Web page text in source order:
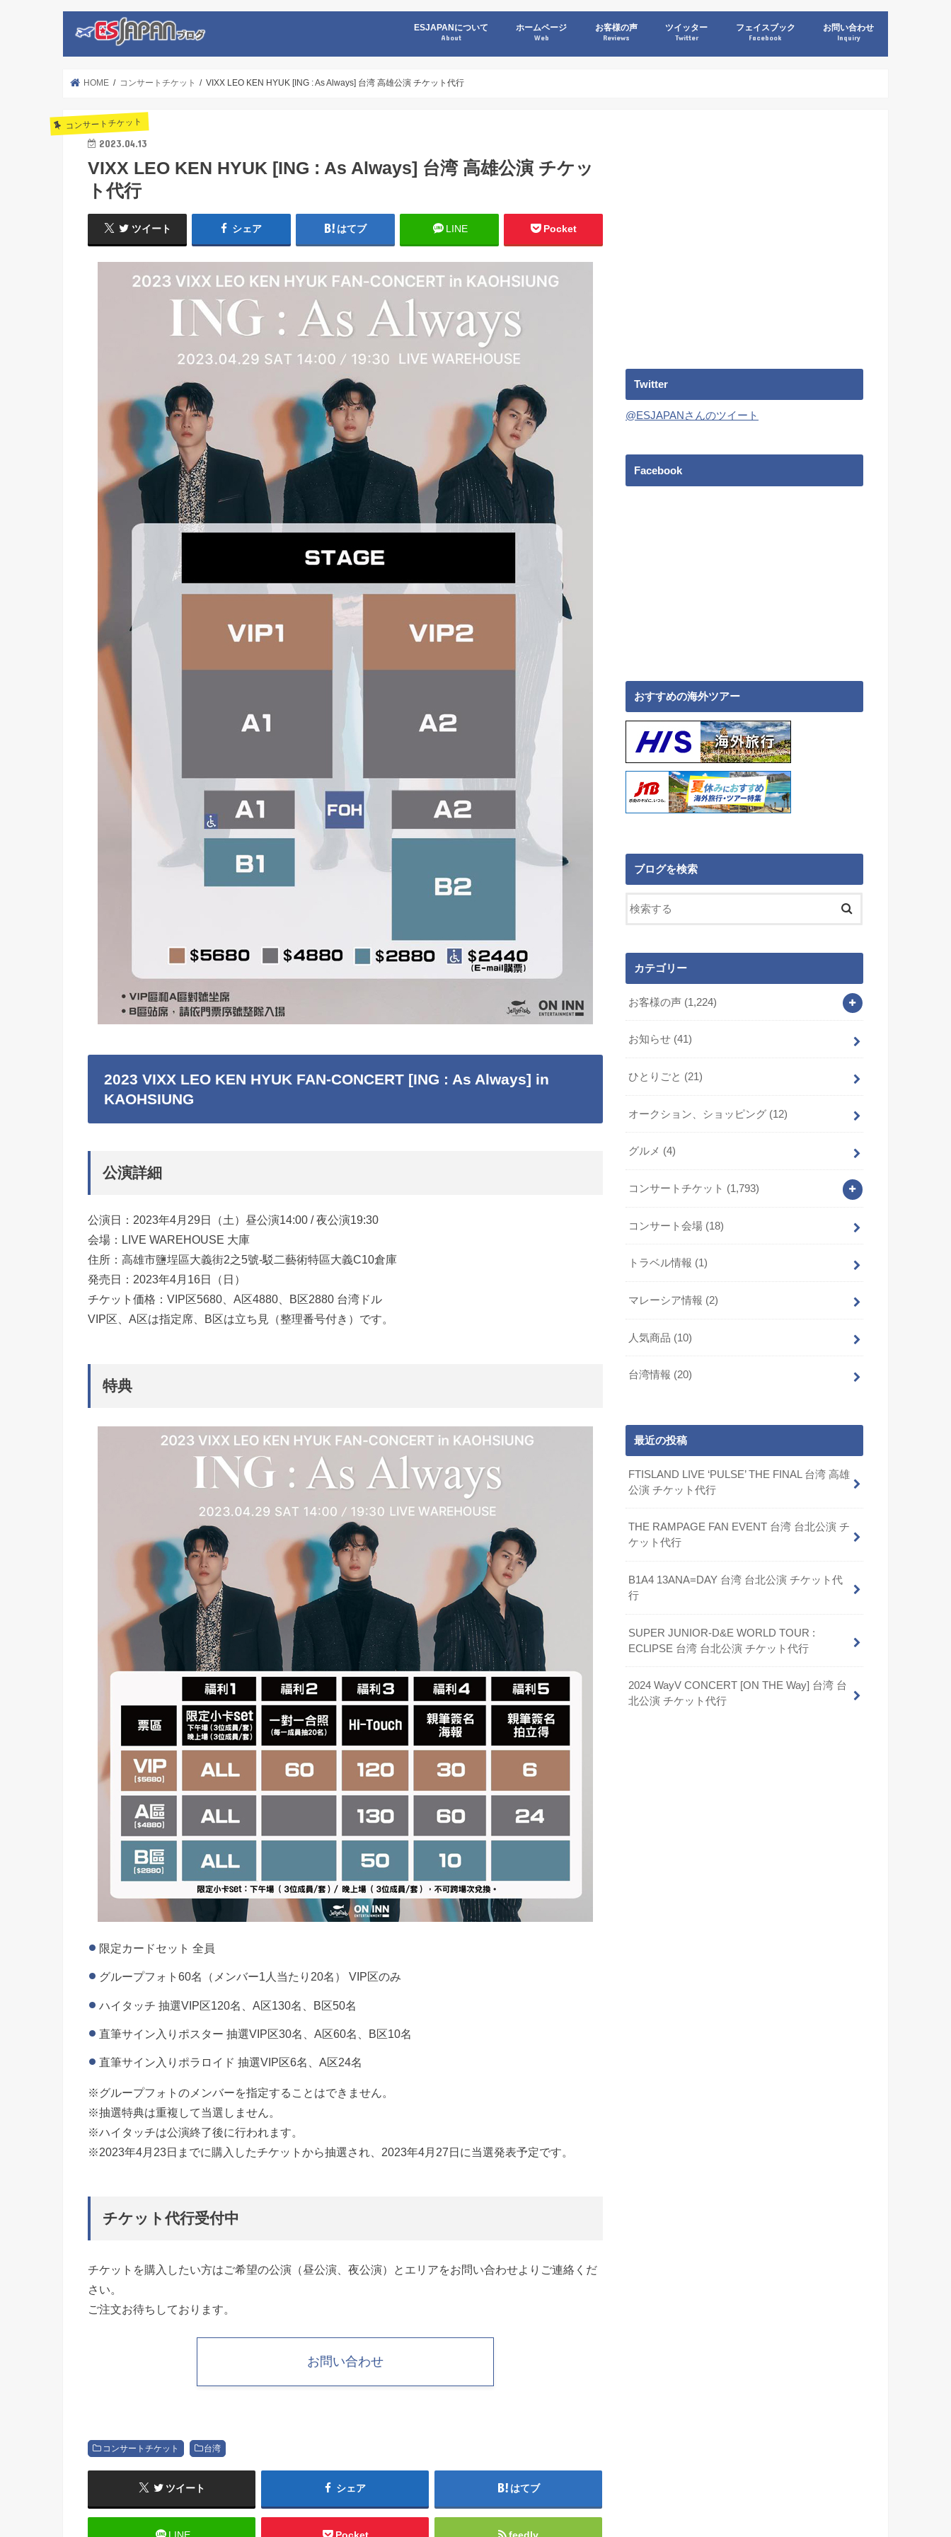
ESJAPANについて
About
ホームページ
Web
お客様の声
Reviews
ツイッター
Twitter
フェイスブック
Facebook
お問い合わせ
Inquiry
HOME コンサートチケット VIXX LEO KEN HYUK [ING : As Always] 台湾 高雄公演 チケット代行
コンサートチケット
2023.04.13
VIXX LEO KEN HYUK [ING : As Always] 台湾 高雄公演 チケッ
ト代行
ツイート シェア はてブ LINE Pocket
2023 VIXX LEO KEN HYUK FAN-CONCERT [ING : As Always] in
KAOHSIUNG
公演詳細
公演日：2023年4月29日（土）昼公演14:00 / 夜公演19:30
会場：LIVE WAREHOUSE 大庫
住所：高雄市鹽埕區大義街2之5號-駁二藝術特區大義C10倉庫
発売日：2023年4月16日（日）
チケット価格：VIP区5680、A区4880、B区2880 台湾ドル
VIP区、A区は指定席、B区は立ち見（整理番号付き）です。
特典
限定カードセット 全員
グループフォト60名（メンバー1人当たり20名） VIP区のみ
ハイタッチ 抽選VIP区120名、A区130名、B区50名
直筆サイン入りポスター 抽選VIP区30名、A区60名、B区10名
直筆サイン入りポラロイド 抽選VIP区6名、A区24名
※グループフォトのメンバーを指定することはできません。
※抽選特典は重複して当選しません。
※ハイタッチは公演終了後に行われます。
※2023年4月23日までに購入したチケットから抽選され、2023年4月27日に当選発表予定です。
チケット代行受付中
チケットを購入したい方はご希望の公演（昼公演、夜公演）とエリアをお問い合わせよりご連絡くだ
さい。
ご注文お待ちしております。
お問い合わせ
コンサートチケット 台湾
ツイート シェア はてブ
LINE Pocket feedly
Twitter
@ESJAPANさんのツイート
Facebook
おすすめの海外ツアー
ブログを検索
カテゴリー
お客様の声 (1,224)
お知らせ (41)
ひとりごと (21)
オークション、ショッピング (12)
グルメ (4)
コンサートチケット (1,793)
コンサート会場 (18)
トラベル情報 (1)
マレーシア情報 (2)
人気商品 (10)
台湾情報 (20)
最近の投稿
FTISLAND LIVE ‘PULSE’ THE FINAL 台湾 高雄
公演 チケット代行
THE RAMPAGE FAN EVENT 台湾 台北公演 チ
ケット代行
B1A4 13ANA=DAY 台湾 台北公演 チケット代
行
SUPER JUNIOR-D&E WORLD TOUR :
ECLIPSE 台湾 台北公演 チケット代行
2024 WayV CONCERT [ON THE Way] 台湾 台
北公演 チケット代行